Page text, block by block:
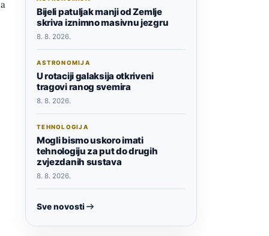
Bijeli patuljak manji od Zemlje
skriva iznimno masivnu jezgru
8. 8. 2026.
ASTRONOMIJA
U rotaciji galaksija otkriveni
tragovi ranog svemira
8. 8. 2026.
TEHNOLOGIJA
Mogli bismo uskoro imati
tehnologiju za put do drugih
zvjezdanih sustava
8. 8. 2026.
Sve novosti